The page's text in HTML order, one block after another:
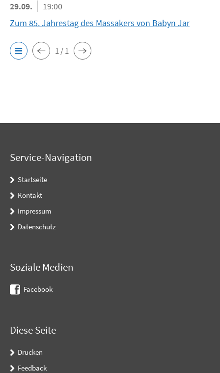
29.09.
19:00
Zum 85. Jahrestag des Massakers von Babyn Jar
1 / 1
Service-Navigation
Startseite
Kontakt
Impressum
Datenschutz
Soziale Medien
Facebook
Diese Seite
Drucken
Feedback